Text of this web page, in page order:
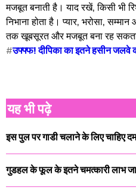
मजबूत बनाती है। याद रखें, किसी भी
निभाना होता है। प्यार, भरोसा,
तक खूबसूरत और मजबूत बना रह
#उफ्फ्फ! दीपिका का इतने हसीन जलवे
यह भी पढ़े
इस पुल पर गाडी चलाने के लिए चाहिए दम
गुडहल के फूल के इतने चमत्कारी लाभ